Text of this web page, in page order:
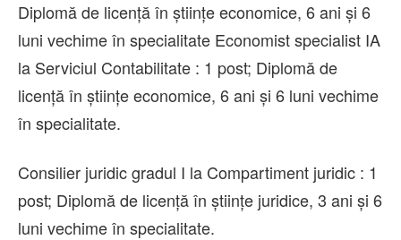
Diplomă de licenţă în ştiinţe economice, 6 ani şi 6
luni vechime în specialitate Economist specialist IA
la Serviciul Contabilitate : 1 post; Diplomă de
licenţă în ştiinţe economice, 6 ani şi 6 luni vechime
în specialitate.
Consilier juridic gradul I la Compartiment juridic : 1
post; Diplomă de licenţă în ştiinţe juridice, 3 ani şi 6
luni vechime în specialitate.